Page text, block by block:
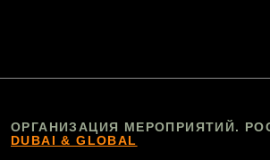
ОРГАНИЗАЦИЯ МЕРОПРИЯТИЙ.
DUBAI & GLOBAL